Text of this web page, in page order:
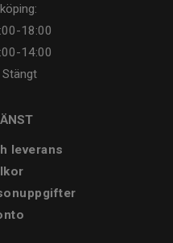
18:00
14:00
Stängt
leverans